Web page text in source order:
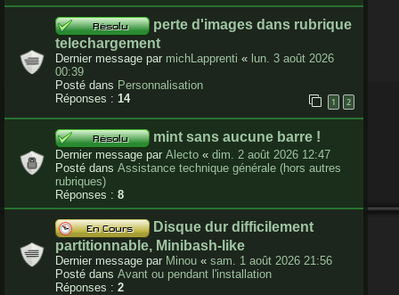
perte d'images dans rubrique
telechargement
Dernier message par michLapprenti « lun. 3 août 2026
00:39
Posté dans Personnalisation
Réponses : 14 1 2
mint sans aucune barre !
Dernier message par Alecto « dim. 2 août 2026 12:47
Posté dans Assistance technique générale (hors autres
rubriques)
Réponses : 8
Disque dur difficilement
partitionnable, Minibash-like
Dernier message par Minou « sam. 1 août 2026 21:56
Posté dans Avant ou pendant l'installation
Réponses : 2